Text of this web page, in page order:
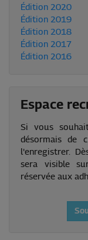
Édition 2020
Édition 2019
Édition 2018
Édition 2017
Édition 2016
Espace
Si vous
désormais de
l'enregistrer.
sera visible
réservée aux